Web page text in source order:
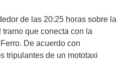
de las 20:25 horas sobre la
que conecta con la
De acuerdo con
tripulantes de un mototaxi